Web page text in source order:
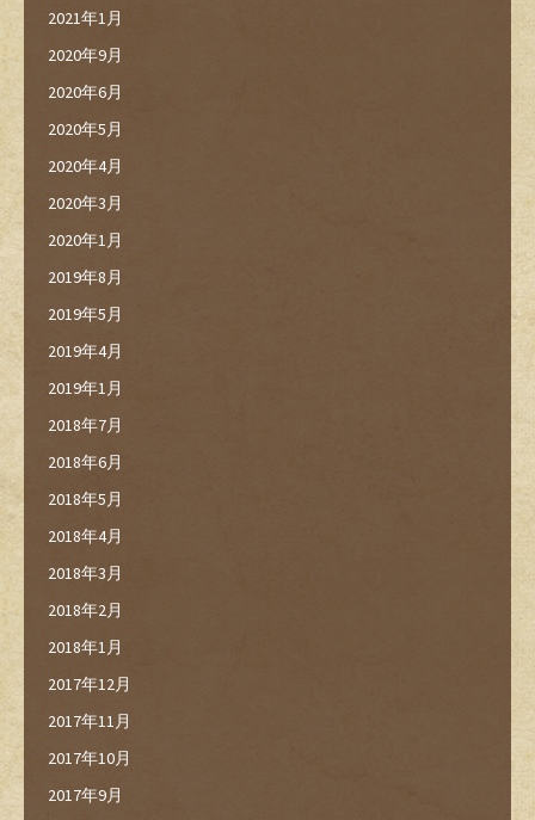
2021年1月
2020年9月
2020年6月
2020年5月
2020年4月
2020年3月
2020年1月
2019年8月
2019年5月
2019年4月
2019年1月
2018年7月
2018年6月
2018年5月
2018年4月
2018年3月
2018年2月
2018年1月
2017年12月
2017年11月
2017年10月
2017年9月